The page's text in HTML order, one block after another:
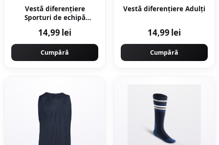
Vestă diferențiere
Sporturi de echipă
14,99 lei
Cumpără
Vestă diferențiere Adulți
14,99 lei
Cumpără